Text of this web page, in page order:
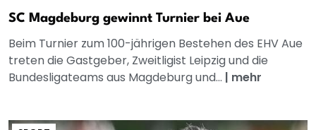
SC Magdeburg gewinnt Turnier bei Aue
Beim Turnier zum 100-jährigen Bestehen des EHV Aue
treten die Gastgeber, Zweitligist Leipzig und die
Bundesligateams aus Magdeburg und... | mehr